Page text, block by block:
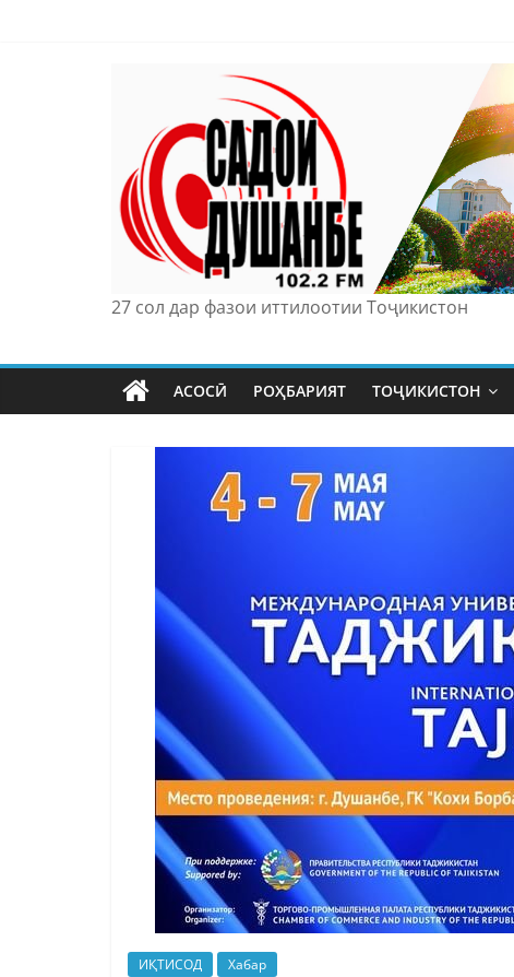
27 сол дар фазои иттилоотии Тоҷикистон
АСОСӢ РОҲБАРИЯТ ТОҶИКИСТОН
ИҚТИСОД Хабар